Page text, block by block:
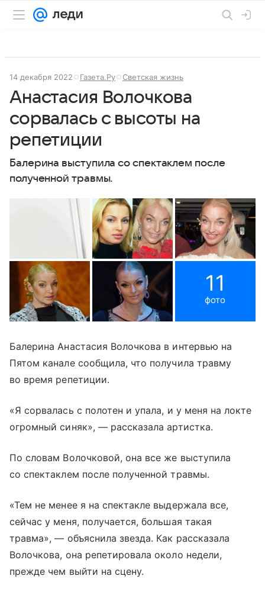
14 декабря 2022 Газета.Ру Светская жизнь
Анастасия Волочкова
сорвалась с высоты на
репетиции
Балерина выступила со спектаклем после
полученной травмы.
11
фото
Балерина Анастасия Волочкова в интервью на
Пятом канале сообщила, что получила травму
во время репетиции.
«Я сорвалась с полотен и упала, и у меня на локте
огромный синяк», — рассказала артистка.
По словам Волочковой, она все же выступила
со спектаклем после полученной травмы.
«Тем не менее я на спектакле выдержала все,
сейчас у меня, получается, большая такая
травма», — объяснила звезда. Как рассказала
Волочкова, она репетировала около недели,
прежде чем выйти на сцену.